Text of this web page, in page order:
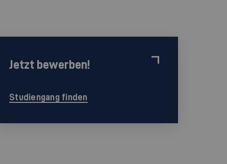
Jetzt bewerben!
Studiengang finden